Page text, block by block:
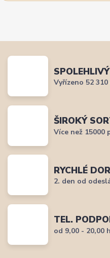
Vyřízeno 52
ŠIROKÝ
Více než 15000
RYCHLÉ
2. den od
TEL.
od 9,00 - 20,00